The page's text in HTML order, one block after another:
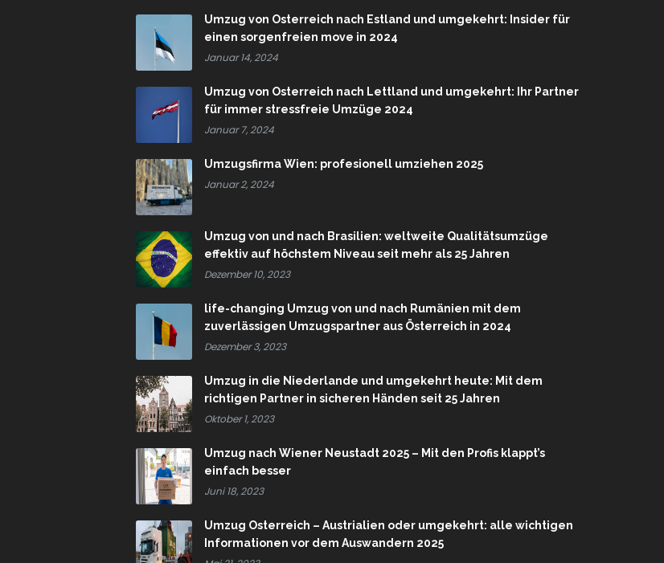
Umzug von Österreich nach Estland und umgekehrt: Insider für
einen sorgenfreien move in 2024
Januar 14, 2024
Umzug von Österreich nach Lettland und umgekehrt: Ihr Partner
für immer stressfreie Umzüge 2024
Januar 7, 2024
Umzugsfirma Wien: profesionell umziehen 2025
Januar 2, 2024
Umzug von und nach Brasilien: weltweite Qualitätsumzüge
effektiv auf höchstem Niveau seit mehr als 25 Jahren
Dezember 10, 2023
life-changing Umzug von und nach Rumänien mit dem
zuverlässigen Umzugspartner aus Österreich in 2024
Dezember 3, 2023
Umzug in die Niederlande und umgekehrt heute: Mit dem
richtigen Partner in sicheren Händen seit 25 Jahren
Oktober 1, 2023
Umzug nach Wiener Neustadt 2025 – Mit den Profis klappt’s
einfach besser
Juni 18, 2023
Umzug Österreich – Austrialien oder umgekehrt: alle wichtigen
Informationen vor dem Auswandern 2025